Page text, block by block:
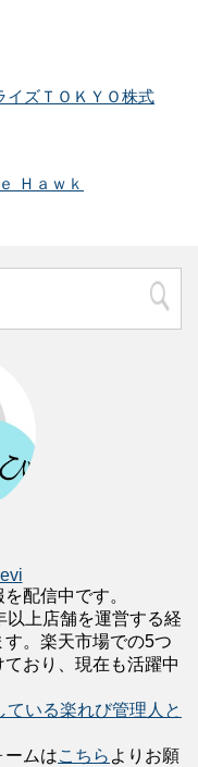
ズＴＯＫＹＯ株式
Ｈａｗｋ
配信中です。
以上店舗を運営する経
。楽天市場での5つ
おり、現在も活躍中
ている楽れび管理人と
ームはこちら よりお願